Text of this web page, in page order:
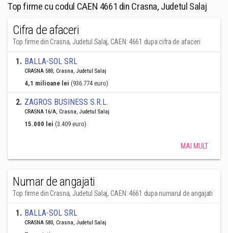
Top firme cu codul CAEN 4661 din Crasna, Judetul Salaj
Cifra de afaceri
Top firme din Crasna, Judetul Salaj, CAEN: 4661 dupa cifra de afaceri
1. BALLA-SOL SRL
CRASNA 580, Crasna, Judetul Salaj
4,1 milioane lei (936.774 euro)
2. ZAGROS BUSINESS S.R.L.
CRASNA 16/A, Crasna, Judetul Salaj
15.000 lei (3.409 euro)
MAI MULT
Numar de angajati
Top firme din Crasna, Judetul Salaj, CAEN: 4661 dupa numarul de angajati
1. BALLA-SOL SRL
CRASNA 580, Crasna, Judetul Salaj